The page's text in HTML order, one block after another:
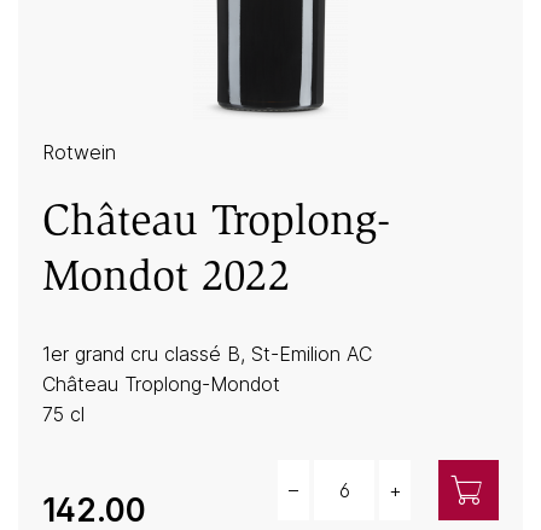
Rotwein
Château Troplong-
Mondot 2022
1er grand cru classé B, St-Emilion AC
Château Troplong-Mondot
75 cl
142.00
– +